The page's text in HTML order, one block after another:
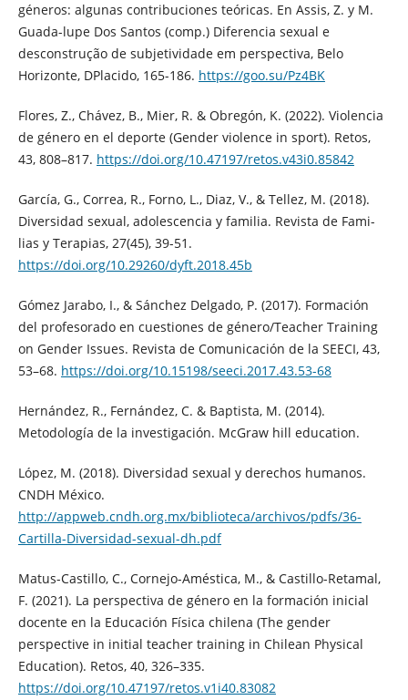
géneros: algunas contribuciones teóricas. En Assis, Z. y M.
Guada-lupe Dos Santos (comp.) Diferencia sexual e
desconstrução de subjetividade em perspectiva, Belo
Horizonte, DPlacido, 165-186. https://goo.su/Pz4BK
Flores, Z., Chávez, B., Mier, R. & Obregón, K. (2022). Violencia
de género en el deporte (Gender violence in sport). Retos,
43, 808–817. https://doi.org/10.47197/retos.v43i0.85842
García, G., Correa, R., Forno, L., Diaz, V., & Tellez, M. (2018).
Diversidad sexual, adolescencia y familia. Revista de Fami-
lias y Terapias, 27(45), 39-51.
https://doi.org/10.29260/dyft.2018.45b
Gómez Jarabo, I., & Sánchez Delgado, P. (2017). Formación
del profesorado en cuestiones de género/Teacher Training
on Gender Issues. Revista de Comunicación de la SEECI, 43,
53–68. https://doi.org/10.15198/seeci.2017.43.53-68
Hernández, R., Fernández, C. & Baptista, M. (2014).
Metodología de la investigación. McGraw hill education.
López, M. (2018). Diversidad sexual y derechos humanos.
CNDH México.
http://appweb.cndh.org.mx/biblioteca/archivos/pdfs/36-
Cartilla-Diversidad-sexual-dh.pdf
Matus-Castillo, C., Cornejo-Améstica, M., & Castillo-Retamal,
F. (2021). La perspectiva de género en la formación inicial
docente en la Educación Física chilena (The gender
perspective in initial teacher training in Chilean Physical
Education). Retos, 40, 326–335.
https://doi.org/10.47197/retos.v1i40.83082